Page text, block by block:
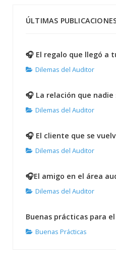
ÚLTIMAS
🎧 El regalo que llegó a
Dilemas del Auditor
🎧 La relación que nadie
Dilemas del Auditor
🎧 El cliente que se
Dilemas del Auditor
🎧El amigo en el área
Dilemas del Auditor
Buenas prácticas para
Buenas Prácticas